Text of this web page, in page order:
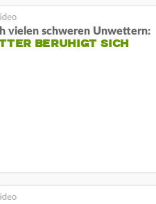
vielen schweren Unwettern:
BERUHIGT SICH